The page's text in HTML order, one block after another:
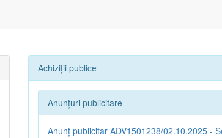
Achiziții publice
Anunțuri publicitare
Anunț publicitar ADV1501238/02.10.2025 -